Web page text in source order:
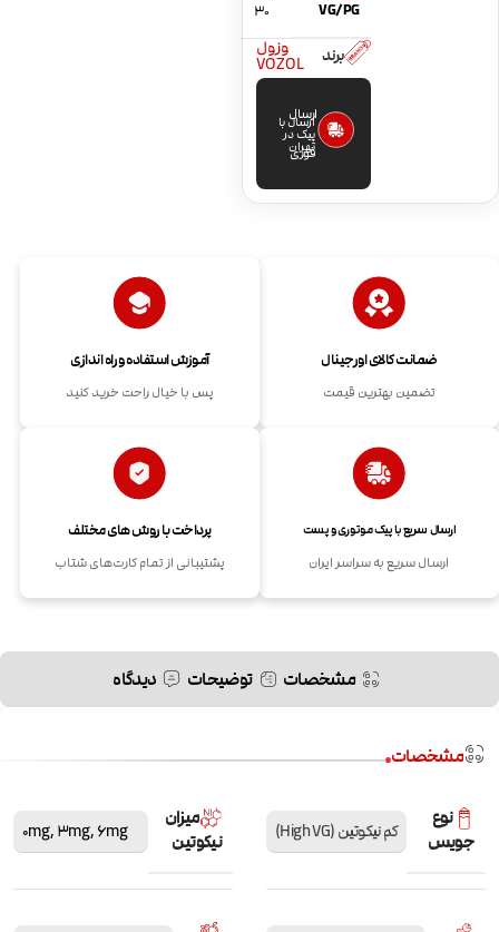
VG/PG
30
برند وزول
VOZOL
ارسال
فوری
ارسال با
پیک در
تهران
ضمانت کالای اورجینال
تضمین بهترین قیمت
آموزش استفاده و راه اندازی
پس با خیال راحت خرید کنید
ارسال سریع با پیک موتوری و پست
ارسال سریع به سراسر ایران
پرداخت با روش های مختلف
پشتیبانی از تمام کارت‌های شتاب
مشخصات توضیحات دیدگاه
مشخصات
نوع
جویس
کم نیکوتین (High VG)
میزان
نیکوتین
0mg,3mg,6mg